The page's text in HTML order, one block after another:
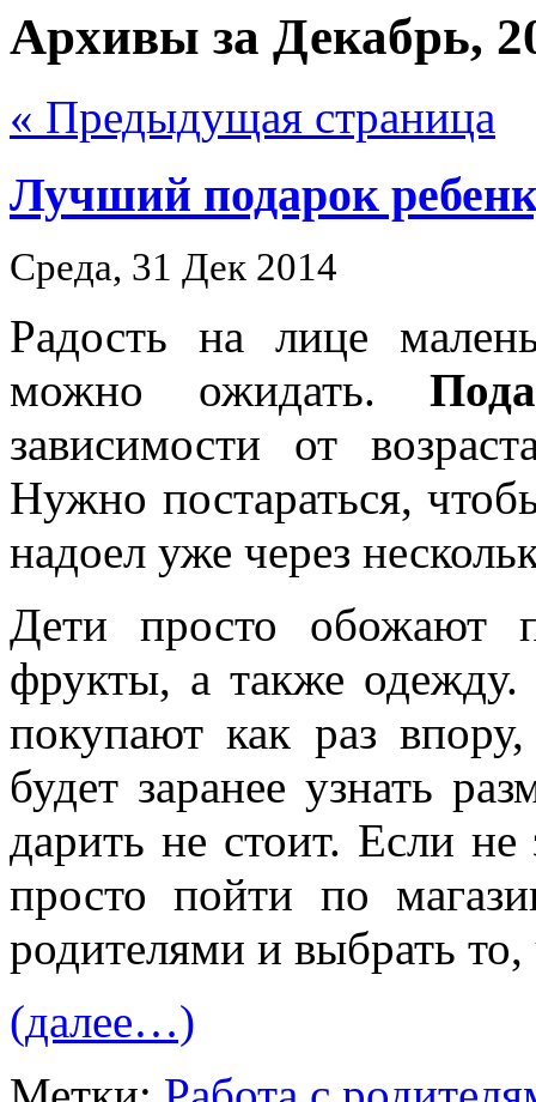
Архивы за Декабрь,
« Предыдущая страница
Лучший подарок
Среда, 31 Дек 2014
Радость на лице
можно ожидать.
зависимости от
Нужно постараться,
надоел уже через
Дети просто обожают
фрукты, а также
покупают как раз
будет заранее узнать
дарить не стоит. Если
просто пойти по
родителями и выбрать
(далее…)